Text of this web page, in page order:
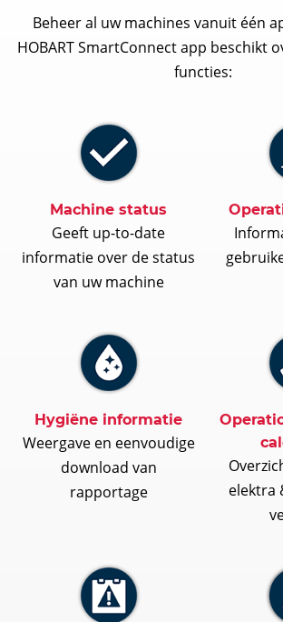
Beheer al uw machines vanuit één
HOBART SmartConnect app beschikt
functies:
Machine status
Geeft up-to-date
informatie over de status
van uw machine
Hygiëne informatie
Weergave en eenvoudige
download van
rapportage
elektra